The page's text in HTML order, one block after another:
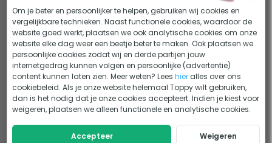
voorgeassembleerd, afhankelijk van je voorkeur. Voor doe-
het-zelvers is een duidelijke installatieinstructie
beschikbaar, en voor een veilige montage is een vlakke
ondergrond met stevige fundering superbelangrijk!
polycarbonaat
polycarbonaat
Gewicht
610 kg
Bekijk alle specificaties
Handleiding en documenten
Handleiding - Albixon Sydney A
Lastig kiezen?
Om je beter en persoonlijker te helpen, gebruiken wij cookies en
vergelijkbare technieken. Naast functionele cookies, waardoor de
website goed werkt, plaatsen we ook analytische cookies om onze
website elke dag weer een beetje beter te maken. Ook plaatsen we
persoonlijke cookies zodat wij en derde partijen jouw
internetgedrag kunnen volgen en persoonlijke (advertentie)
content kunnen laten zien. Meer weten? Leeshier alles over ons
cookiebeleid. Als je onze website helemaal Toppy wilt gebruiken,
dan is het nodig dat je onze cookies accepteert. Indien je kiest voor
weigeren, plaatsen we alleen functionele en analytische cookies.
Accepteer Weigeren